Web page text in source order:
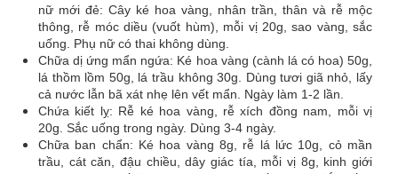
nữ mới đẻ: Cây ké hoa vàng, nhân trần, thân và rễ mộc
thông, rễ móc diều (vuốt hùm), mỗi vị 20g, sao vàng, sắc
uống. Phụ nữ có thai không dùng.
Chữa dị ứng mẩn ngứa: Ké hoa vàng (cành lá có hoa) 50g,
lá thồm lồm 50g, lá trầu không 30g. Dùng tươi giã nhỏ, lấy
cả nước lẫn bã xát nhẹ lên vết mẩn. Ngày làm 1-2 lần.
Chứa kiết lỵ: Rễ ké hoa vàng, rễ xích đồng nam, mỗi vị
20g. Sắc uống trong ngày. Dùng 3-4 ngày.
Chữa ban chẩn: Ké hoa vàng 8g, rễ lá lức 10g, cỏ mần
trầu, cát căn, đậu chiều, dây giác tía, mỗi vị 8g, kinh giới